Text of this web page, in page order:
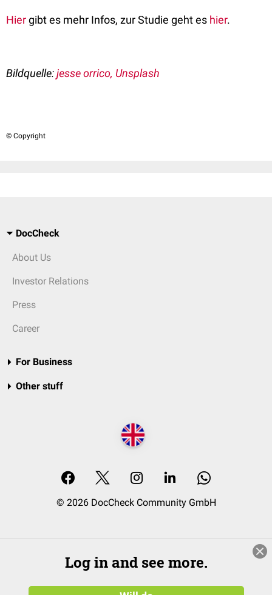
Hiergibt es mehr Infos, zur Studie geht es hier.
Bildquelle:jesse orrico, Unsplash
© Copyright
DocCheck
About Us
Investor Relations
Press
Career
For Business
Other stuff
© 2026 DocCheck Community GmbH
Log in and see more.